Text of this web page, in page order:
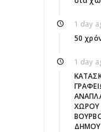
1 day
50
1 day
ΧΩΡΟΥ
ΔΗΜΟΥ